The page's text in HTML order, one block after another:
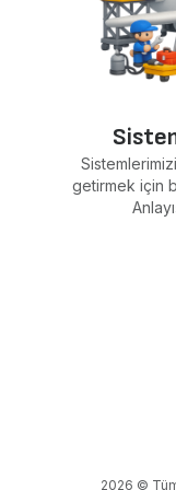
getirmek için
2026 ©